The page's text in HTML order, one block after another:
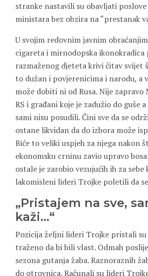
stranke nastavili su obavljati poslove
ministara bez obzira na “prestanak
U svojim redovnim javnim
cigareta i mirnodopska ikonokradica
razmaženog djeteta krivi čitav svijet
to dužan i povjerenicima i narodu, a
može dobiti ni od Rusa. Nije zapravo
RS i građani koje je zadužio do guše
sami nisu posudili. Čini sve da se
ostane likvidan da do izbora može
Biće to veliki uspjeh za njega nakon
ekonomsku crninu zavio upravo
ostale je zarobio vezujućih ih za sebe
lakomisleni lideri Trojke poletili da
„Pristajem na sve,
kaži…“
Pozicija željni lideri Trojke pristali su
traženo da bi bili vlast. Odmah
sezona gutanja žaba. Raznoraznih
do otrovnica. Računali su lideri